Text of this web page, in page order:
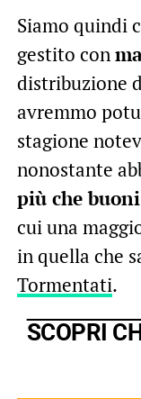
Siamo quindi
gestito con
distribuzione
avremmo
stagione
nonostante
più che
cui una
in quella che
Tormentati.
SCOPRI